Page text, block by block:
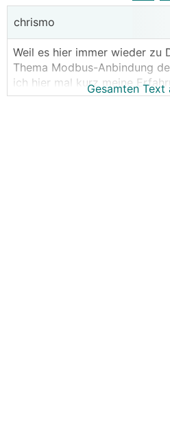
chrismo
Weil es hier immer wieder zu
Thema Modbus-Anbindung
ich hier mal kurz meine
Nachbau einer DiY Lösung,
Gesamten Text